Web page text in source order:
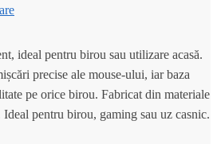
ideal pentru birou sau utilizare acasă.
precise ale mouse-ului, iar baza
pe orice birou. Fabricat din materiale
pentru birou, gaming sau uz casnic.